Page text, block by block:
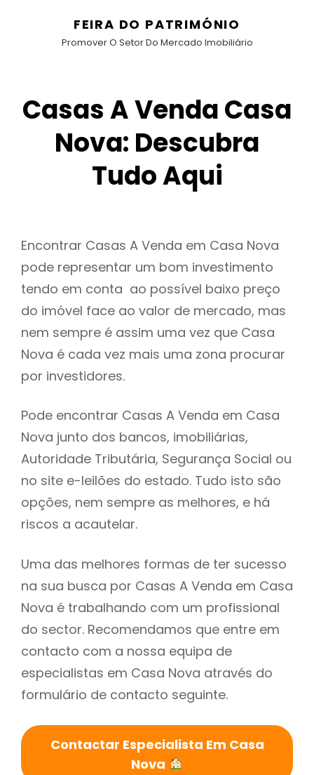
FEIRA DO PATRIMÓNIO
Promover O Setor Do Mercado Imobiliário
Casas A Venda Casa
Nova: Descubra
Tudo Aqui
Encontrar Casas A Venda em Casa Nova
pode representar um bom investimento
tendo em conta ao possível baixo preço
do imóvel face ao valor de mercado, mas
nem sempre é assim uma vez que Casa
Nova é cada vez mais uma zona procurar
por investidores.
Pode encontrar Casas A Venda em Casa
Nova junto dos bancos, imobiliárias,
Autoridade Tributária, Segurança Social ou
no site e-leilões do estado. Tudo isto são
opções, nem sempre as melhores, e há
riscos a acautelar.
Uma das melhores formas de ter sucesso
na sua busca por Casas A Venda em Casa
Nova é trabalhando com um profissional
do sector. Recomendamos que entre em
contacto com a nossa equipa de
especialistas em Casa Nova através do
formulário de contacto seguinte.
Contactar Especialista Em Casa
Nova